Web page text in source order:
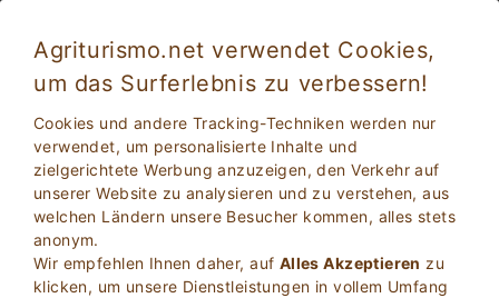
Agriturismo.net verwendet Cookies,
um das Surferlebnis zu verbessern!
Cookies und andere Tracking-Techniken werden nur
verwendet, um personalisierte Inhalte und
zielgerichtete Werbung anzuzeigen, den Verkehr auf
unserer Website zu analysieren und zu verstehen, aus
welchen Ländern unsere Besucher kommen, alles stets
anonym.
Wir empfehlen Ihnen daher, auf Alles Akzeptieren zu
klicken, um unsere Dienstleistungen in vollem Umfang
Matera 5021
Frühstückspension
Matera, Matera(Karte) 14Betten
FRAGEN BESITZER BUCHEN SIE
Außergewöhnlich
10